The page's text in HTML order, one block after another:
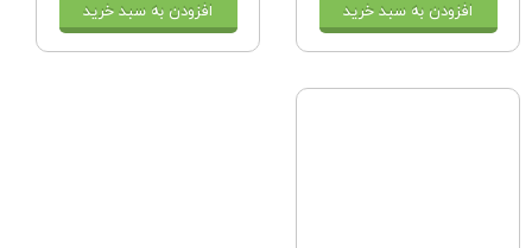
افزودن به سبد خرید افزودن به سبد خرید